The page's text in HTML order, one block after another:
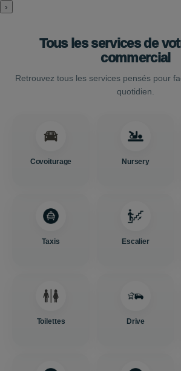
›
Tous les services de
commercial
Retrouvez tous les services pensés pour
quotidien.
Covoiturage Nursery
Taxis Escalier
Toilettes Drive